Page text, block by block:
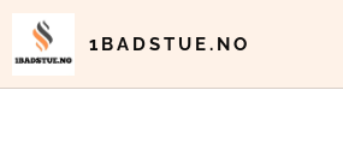
1BADSTUE.NO